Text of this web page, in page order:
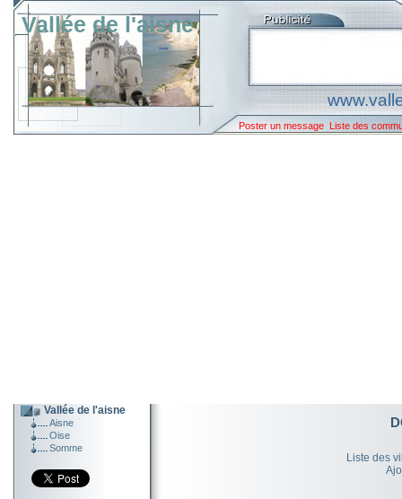
Vallée de l'aisne
Poster un message Liste des
Vallée de l'aisne
Aisne
Oise
Somme
Liste des